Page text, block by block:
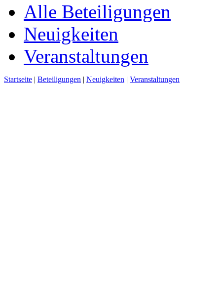
Alle Beteiligungen
Neuigkeiten
Veranstaltungen
Startseite | Beteiligungen | Neuigkeiten | Veranstaltungen